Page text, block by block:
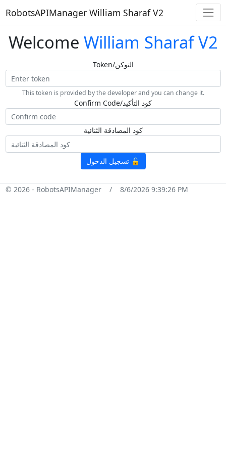
RobotsAPIManager William Sharaf V2
Welcome William Sharaf V2
Token/التوكن
This token is provided by the developer and you can change it.
Confirm Code/كود التأكيد
كود المصادقة الثنائية
تسجيل الدخول 🔓
© 2026 - RobotsAPIManager / 8/6/2026 9:39:26 PM